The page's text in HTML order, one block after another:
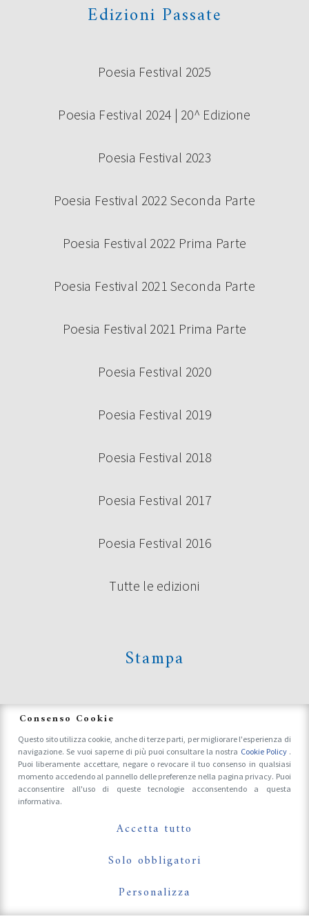
Edizioni Passate
Poesia Festival 2025
Poesia Festival 2024 | 20^ Edizione
Poesia Festival 2023
Poesia Festival 2022 Seconda Parte
Poesia Festival 2022 Prima Parte
Poesia Festival 2021 Seconda Parte
Poesia Festival 2021 Prima Parte
Poesia Festival 2020
Poesia Festival 2019
Poesia Festival 2018
Poesia Festival 2017
Poesia Festival 2016
Tutte le edizioni
Stampa
Accrediti Stampa e Fotografi
Follow Us On
Consenso Cookie
Questo sito utilizza cookie, anche di terze parti, per migliorare l'esperienza di
navigazione. Se vuoi saperne di più puoi consultare la nostra Cookie Policy .
Puoi liberamente accettare, negare o revocare il tuo consenso in qualsiasi
momento accedendo al pannello delle preferenze nella pagina privacy. Puoi
acconsentire all'uso di queste tecnologie acconsentendo a questa
informativa.
Accetta tutto
Solo obbligatori
Personalizza